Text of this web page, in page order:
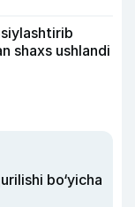
shaxs ushlandi
bo‘yicha